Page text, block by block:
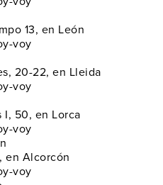
13, en León
voy
20-22, en Lleida
voy
I, 50, en Lorca
voy
en Alcorcón
voy